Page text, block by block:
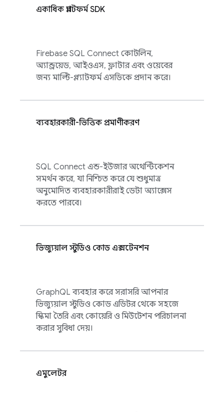
একাধিক প্ল্যাটফর্ম SDK
Firebase SQL Connect কোটলিন,
অ্যান্ড্রয়েড, আইওএস, ফ্লাটার এবং ওয়েবের
জন্য মাল্টি-প্ল্যাটফর্ম এসডিকে প্রদান করে।
ব্যবহারকারী-ভিত্তিক প্রমাণীকরণ
SQL Connect এন্ড-ইউজার অথেন্টিকেশন
সমর্থন করে, যা নিশ্চিত করে যে শুধুমাত্র
অনুমোদিত ব্যবহারকারীরাই ডেটা অ্যাক্সেস
করতে পারবে।
ভিজ্যুয়াল স্টুডিও কোড এক্সটেনশন
GraphQL ব্যবহার করে সরাসরি আপনার
ভিজ্যুয়াল স্টুডিও কোড এডিটর থেকে সহজে
স্কিমা তৈরি এবং কোয়েরি ও মিউটেশন পরিচালনা
করার সুবিধা দেয়।
এমুলেটর